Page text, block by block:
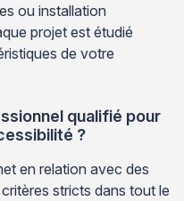
ou installation
projet est étudié
de votre
qualifié pour
?
en relation avec des
stricts dans tout le